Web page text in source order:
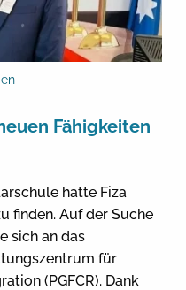
Fähigkeiten
hatte Fiza
finden. Auf der Suche
sich an das
für
(PGFCR). Dank